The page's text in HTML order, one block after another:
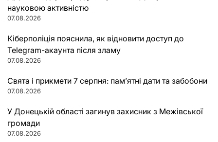
науковою активністю
07.08.2026
Кіберполіція пояснила, як відновити доступ до
Telegram-акаунта після зламу
07.08.2026
Свята і прикмети 7 серпня: пам’ятні дати та забобони
07.08.2026
У Донецькій області загинув захисник з Межівської
громади
07.08.2026